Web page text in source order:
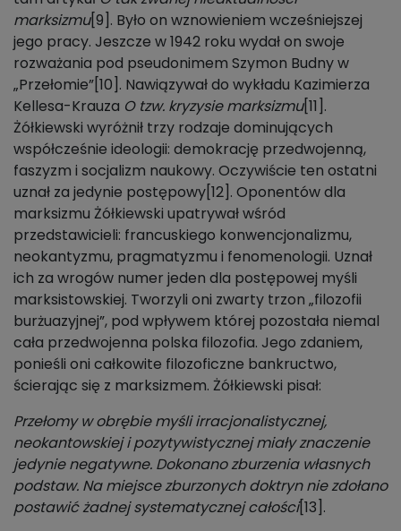
marksizmu[9]. Było on wznowieniem wcześniejszej
jego pracy. Jeszcze w 1942 roku wydał on swoje
rozważania pod pseudonimem Szymon Budny w
„Przełomie”[10]. Nawiązywał do wykładu Kazimierza
Kellesa-Krauza O tzw. kryzysie marksizmu[11].
Żółkiewski wyróżnił trzy rodzaje dominujących
współcześnie ideologii: demokrację przedwojenną,
faszyzm i socjalizm naukowy. Oczywiście ten ostatni
uznał za jedynie postępowy[12]. Oponentów dla
marksizmu Żółkiewski upatrywał wśród
przedstawicieli: francuskiego konwencjonalizmu,
neokantyzmu, pragmatyzmu i fenomenologii. Uznał
ich za wrogów numer jeden dla postępowej myśli
marksistowskiej. Tworzyli oni zwarty trzon „filozofii
burżuazyjnej”, pod wpływem której pozostała niemal
cała przedwojenna polska filozofia. Jego zdaniem,
ponieśli oni całkowite filozoficzne bankructwo,
ścierając się z marksizmem. Żółkiewski pisał:
Przełomy w obrębie myśli irracjonalistycznej,
neokantowskiej i pozytywistycznej miały znaczenie
jedynie negatywne. Dokonano zburzenia własnych
podstaw. Na miejsce zburzonych doktryn nie zdołano
postawić żadnej systematycznej całości[13].